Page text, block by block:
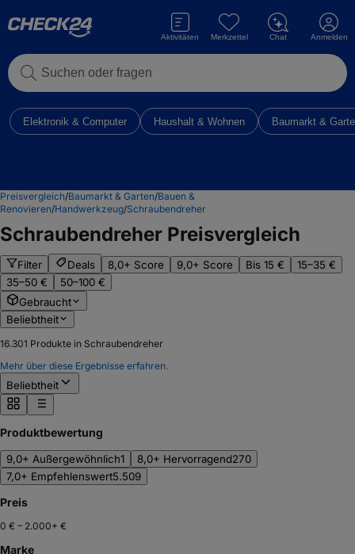
Suchen oder fragen
Aktivitäten Merkzettel Chat Anmelden
Elektronik & Computer Haushalt & Wohnen Baumarkt &
Preisvergleich/Baumarkt & Garten/Bauen &
Renovieren/Handwerkzeug/Schraubendreher
Schraubendreher Preisvergleich
Filter Deals 8,0+ Score 9,0+ Score Bis 15 €
15–35 €
35–50 €
50–100 €
Gebraucht
Beliebtheit
16.301 Produkte in Schraubendreher
Mehr über diese Ergebnisse erfahren.
Beliebtheit
Produktbewertung
9,0+ Außergewöhnlich1 8,0+ Hervorragend270
7,0+ Empfehlenswert5.509
Preis
0 € – 2.000+ €
Marke